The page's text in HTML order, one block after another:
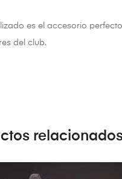
es el accesorio
del club.